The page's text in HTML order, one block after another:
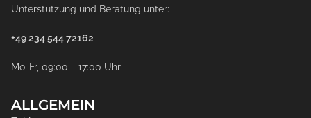
Unterstützung und Beratung unter:
+49 234 544 72162
Mo-Fr, 09:00 - 17:00 Uhr
ALLGEMEIN